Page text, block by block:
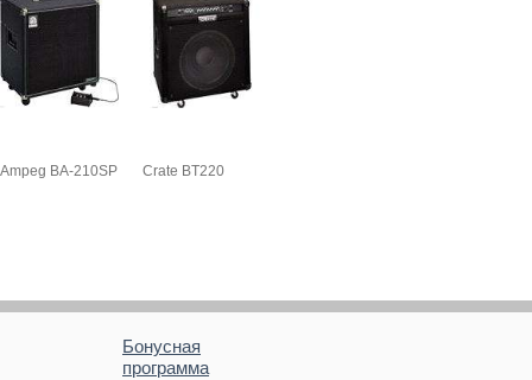
Ampeg BA-210SP Crate BT220
Бонусная
программа